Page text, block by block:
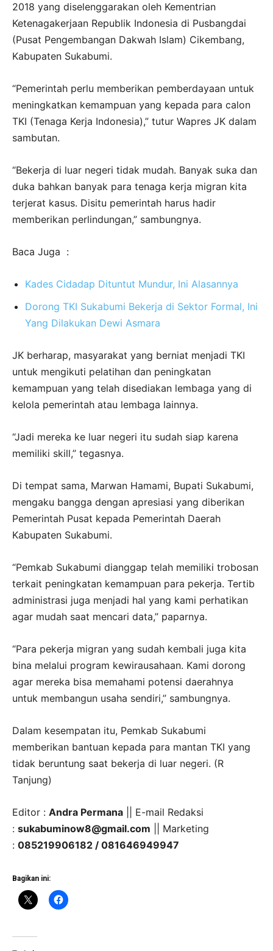
2018 yang diselenggarakan oleh Kementrian
Ketenagakerjaan Republik Indonesia di Pusbangdai
(Pusat Pengembangan Dakwah Islam) Cikembang,
Kabupaten Sukabumi.
“Pemerintah perlu memberikan pemberdayaan untuk
meningkatkan kemampuan yang kepada para calon
TKI (Tenaga Kerja Indonesia),” tutur Wapres JK dalam
sambutan.
“Bekerja di luar negeri tidak mudah. Banyak suka dan
duka bahkan banyak para tenaga kerja migran kita
terjerat kasus. Disitu pemerintah harus hadir
memberikan perlindungan,” sambungnya.
Baca Juga :
Kades Cidadap Dituntut Mundur, Ini Alasannya
Dorong TKI Sukabumi Bekerja di Sektor Formal, Ini
Yang Dilakukan Dewi Asmara
JK berharap, masyarakat yang berniat menjadi TKI
untuk mengikuti pelatihan dan peningkatan
kemampuan yang telah disediakan lembaga yang di
kelola pemerintah atau lembaga lainnya.
“Jadi mereka ke luar negeri itu sudah siap karena
memiliki skill,” tegasnya.
Di tempat sama, Marwan Hamami, Bupati Sukabumi,
mengaku bangga dengan apresiasi yang diberikan
Pemerintah Pusat kepada Pemerintah Daerah
Kabupaten Sukabumi.
“Pemkab Sukabumi dianggap telah memiliki trobosan
terkait peningkatan kemampuan para pekerja. Tertib
administrasi juga menjadi hal yang kami perhatikan
agar mudah saat mencari data,” paparnya.
“Para pekerja migran yang sudah kembali juga kita
bina melalui program kewirausahaan. Kami dorong
agar mereka bisa memahami potensi daerahnya
untuk membangun usaha sendiri,” sambungnya.
Dalam kesempatan itu, Pemkab Sukabumi
memberikan bantuan kepada para mantan TKI yang
tidak beruntung saat bekerja di luar negeri. (R
Tanjung)
Editor : Andra Permana || E-mail Redaksi
: sukabuminow8@gmail.com || Marketing
: 085219906182 / 081646949947
Bagikan ini: